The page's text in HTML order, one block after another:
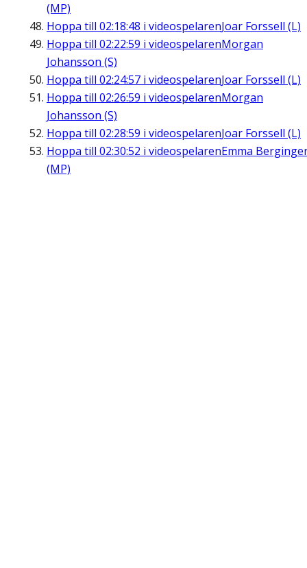
(MP)
Hoppa till 02:18:48 i videospelarenJoar Forssell (L)
Hoppa till 02:22:59 i videospelarenMorgan
Johansson (S)
Hoppa till 02:24:57 i videospelarenJoar Forssell (L)
Hoppa till 02:26:59 i videospelarenMorgan
Johansson (S)
Hoppa till 02:28:59 i videospelarenJoar Forssell (L)
Hoppa till 02:30:52 i videospelarenEmma
(MP)